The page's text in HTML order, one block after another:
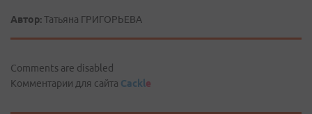
Автор:Татьяна ГРИГОРЬЕВА
Comments are disabled
Комментарии для сайта Cackle